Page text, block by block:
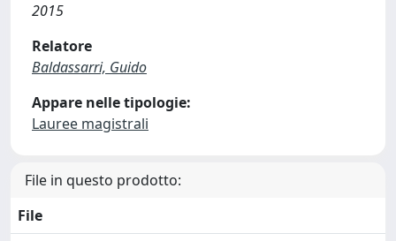
2015
Relatore
Baldassarri, Guido
Appare nelle tipologie:
Lauree magistrali
File in questo prodotto:
File